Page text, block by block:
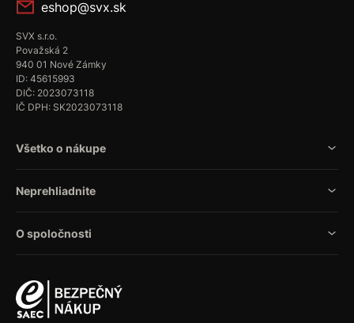
eshop@svx.sk
SVX s.r.o.
Považská 2
940 01 Nové Zámky
ID: 45615993
DIČ: 2023073118
IČ DPH: SK2023073118
Všetko o nákupe
Neprehliadnite
O spoločnosti